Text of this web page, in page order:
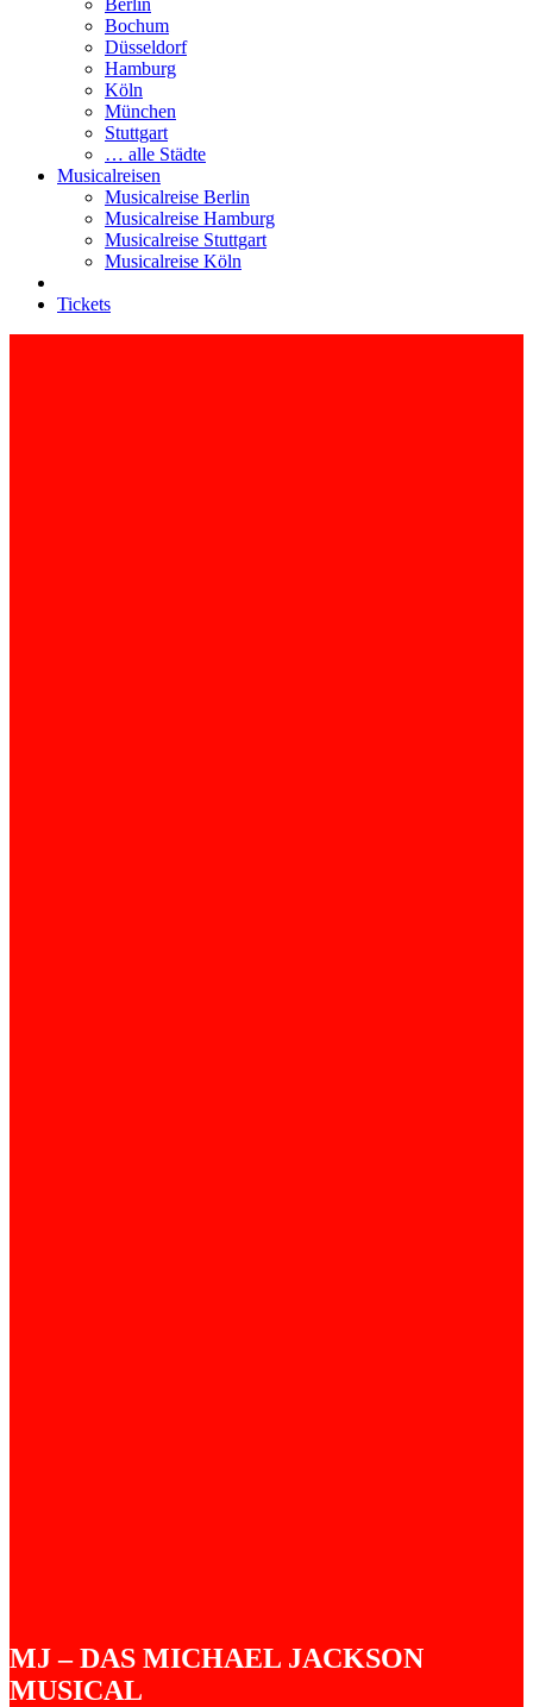
Berlin
Bochum
Düsseldorf
Hamburg
Köln
München
Stuttgart
… alle Städte
Musicalreisen
Musicalreise Berlin
Musicalreise Hamburg
Musicalreise Stuttgart
Musicalreise Köln
Tickets
MJ – DAS MICHAEL JACKSON
MUSICAL